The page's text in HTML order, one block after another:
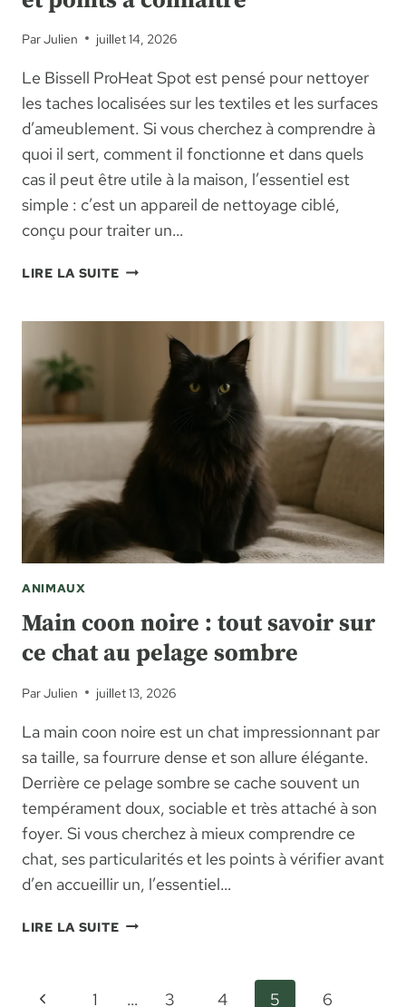
ParJulien juillet 14, 2026
Le Bissell ProHeat Spot est pensé pour nettoyer
les taches localisées sur les textiles et les surfaces
d’ameublement. Si vous cherchez à comprendre à
quoi il sert, comment il fonctionne et dans quels
cas il peut être utile à la maison, l’essentiel est
simple : c’est un appareil de nettoyage ciblé,
conçu pour traiter un…
LIRE LA SUITEBISSELL
POINTS
CONNAÎTRE
ANIMAUX
Main coon noire : tout savoir sur
ce chat au pelage sombre
ParJulien juillet 13, 2026
La main coon noire est un chat impressionnant par
sa taille, sa fourrure dense et son allure élégante.
Derrière ce pelage sombre se cache souvent un
tempérament doux, sociable et très attaché à son
foyer. Si vous cherchez à mieux comprendre ce
chat, ses particularités et les points à vérifier avant
d’en accueillir un, l’essentiel…
LIRE LA SUITEMAIN
Navigation
Page
1 … 3 4 5
6